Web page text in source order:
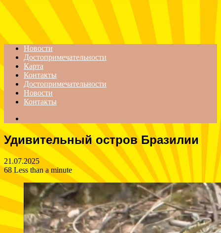
Menu
Новости
Достопримечательности
Карта
Контакты
Достопримечательности
Новости
Контакты
for
Удивительный остров Бразилии
21.07.2025
68Less than a minute